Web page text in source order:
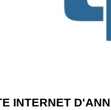
INTERNET